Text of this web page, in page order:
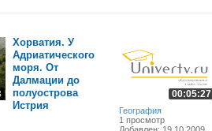
Хорватия. У
Адриатического
моря. От
Далмации до
полуострова
Истрия
00:05:27
География
1 просмотр